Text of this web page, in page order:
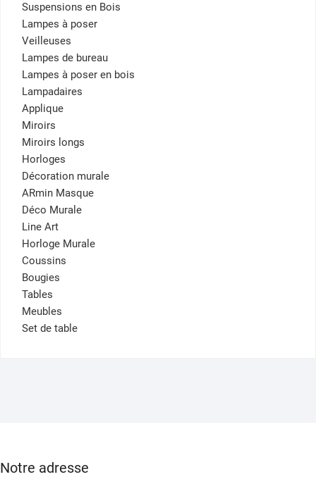
Suspensions en Bois
Lampes à poser
Veilleuses
Lampes de bureau
Lampes à poser en bois
Lampadaires
Applique
Miroirs
Miroirs longs
Horloges
Décoration murale
ARmin Masque
Déco Murale
Line Art
Horloge Murale
Coussins
Bougies
Tables
Meubles
Set de table
Notre adresse